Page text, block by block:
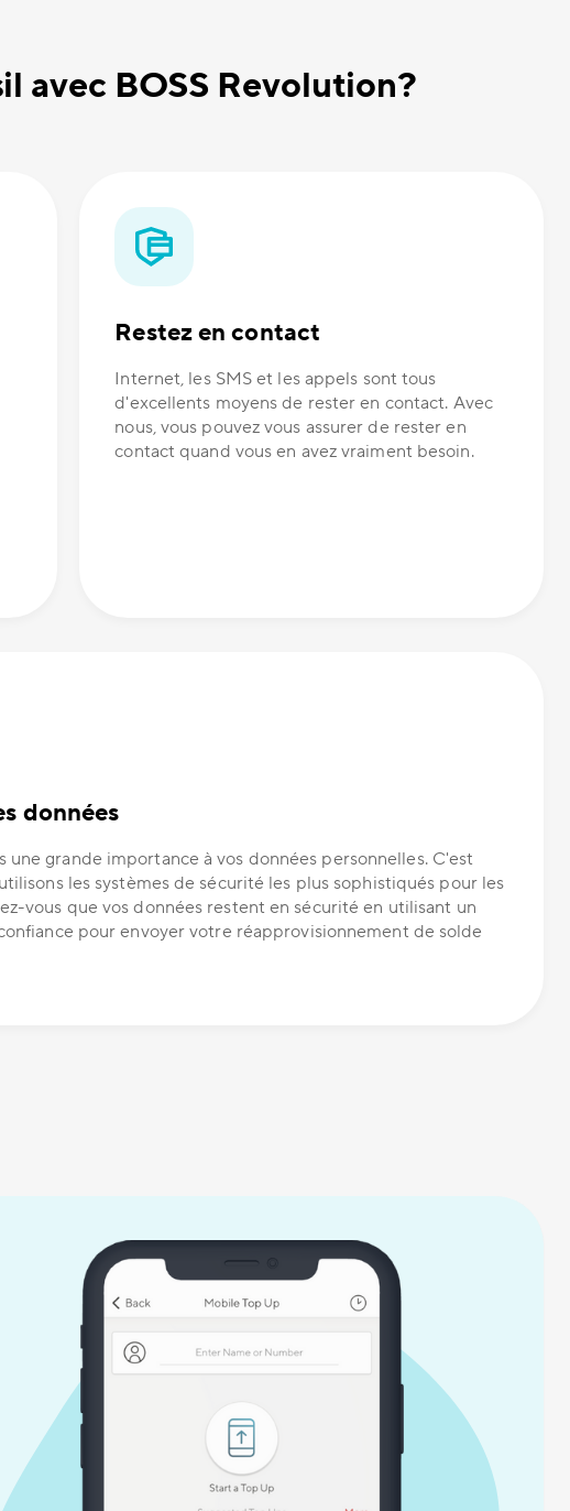
avec BOSS Revolution?
Restez en contact
Internet, les SMS et les appels sont tous
d'excellents moyens de rester en contact. Avec
nous, vous pouvez vous assurer de rester en
contact quand vous en avez vraiment besoin.
données
une grande importance à vos données personnelles. C'est
les systèmes de sécurité les plus sophistiqués pour les
vous que vos données restent en sécurité en utilisant un
pour envoyer votre réapprovisionnement de solde